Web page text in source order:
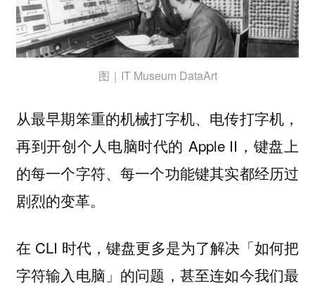
图｜IT Museum DataArt
从最早期笨重的机械打字机、电传打字机，
再到开创个人电脑时代的 Apple II，键盘上
的每一个字符、每一个功能键其实都经历过
剧烈的变革。
在 CLI 时代，键盘更多是为了解决「如何把
字符输入电脑」的问题，甚至连如今我们最